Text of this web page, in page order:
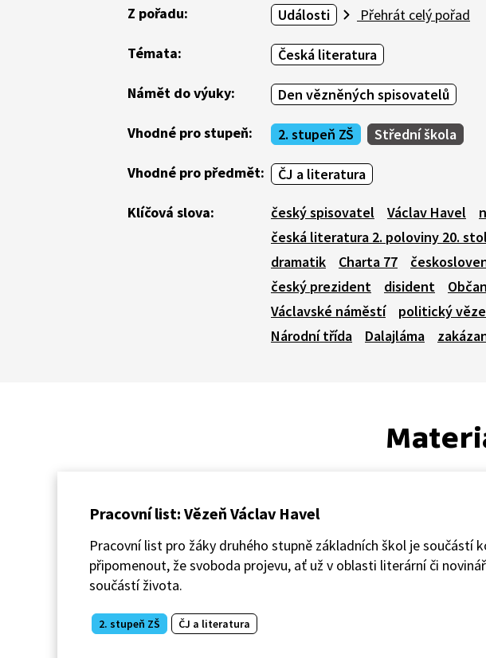
Z pořadu: Události Přehrát celý pořad
Témata: Česká literatura
Námět do výuky: Den vězněných spisovatelů
Vhodné pro stupeň: 2. stupeň ZŠ Střední škola
Vhodné pro předmět: ČJ a literatura
Klíčová slova: český spisovatel Václav Havel
česká literatura 2. poloviny 20.
dramatik
Charta 77
český prezident
disident
Václavské náměstí
politický
Národní třída
Dalajláma
Pracovní list: Vězeň Václav Havel
Pracovní list pro žáky druhého stupně základních škol je součástí
připomenout, že svoboda projevu, ať už v oblasti literární či
součástí života.
2. stupeň ZŠ ČJ a literatura